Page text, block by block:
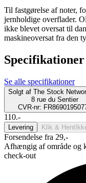
Til fastgørelse af noter,
jernholdige overflader.
ikke blevet oversat til
maskineoversat fra den
Specifikationer
Se alle specifikationer
Solgt af The Stock
8 rue du Sentier
CVR-nr:
110.-
Levering Klik & Hent
Forsendelse fra 29,-
Afhængig af område og
check-out